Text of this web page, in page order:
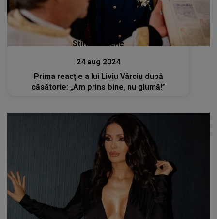
Stiri mondene
24 aug 2024
Prima reacție a lui Liviu Vârciu după
căsătorie: „Am prins bine, nu glumă!”